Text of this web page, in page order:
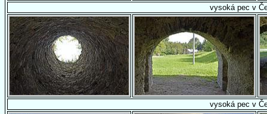
vysoká pec v
vysoká pec v